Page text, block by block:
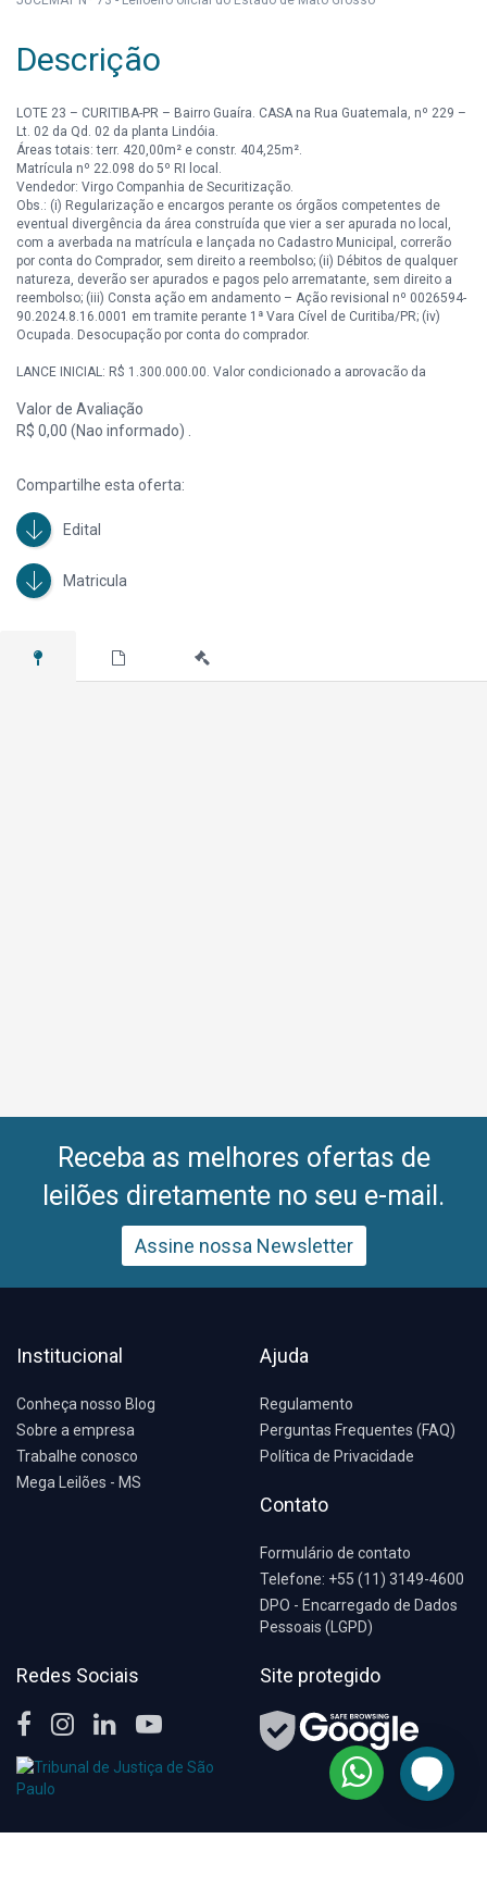
Descrição
LOTE 23 – CURITIBA-PR – Bairro Guaíra. CASA na Rua Guatemala, nº 229 –
Lt. 02 da Qd. 02 da planta Lindóia.
Áreas totais: terr. 420,00m² e constr. 404,25m².
Matrícula nº 22.098 do 5º RI local.
Vendedor: Virgo Companhia de Securitização.
Obs.: (i) Regularização e encargos perante os órgãos competentes de
eventual divergência da área construída que vier a ser apurada no local,
com a averbada na matrícula e lançada no Cadastro Municipal, correrão
por conta do Comprador, sem direito a reembolso; (ii) Débitos de qualquer
natureza, deverão ser apurados e pagos pelo arrematante, sem direito a
reembolso; (iii) Consta ação em andamento – Ação revisional nº 0026594-
90.2024.8.16.0001 em tramite perante 1ª Vara Cível de Curitiba/PR; (iv)
Ocupada. Desocupação por conta do comprador.
LANCE INICIAL: R$ 1.300.000,00. Valor condicionado a aprovação da
Valor de Avaliação
R$ 0,00 (Nao informado) .
Compartilhe esta oferta:
Edital
Matricula
Receba as melhores ofertas de
leilões diretamente no seu e-mail.
Assine nossa Newsletter
Institucional
Conheça nosso Blog
Sobre a empresa
Trabalhe conosco
Mega Leilões - MS
Ajuda
Regulamento
Perguntas Frequentes (FAQ)
Política de Privacidade
Contato
Formulário de contato
Telefone: +55 (11) 3149-4600
DPO - Encarregado de Dados
Pessoais (LGPD)
Redes Sociais Site protegido